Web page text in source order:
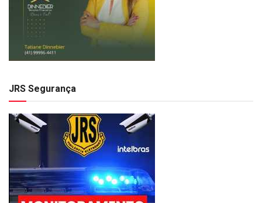
JRS Segurança